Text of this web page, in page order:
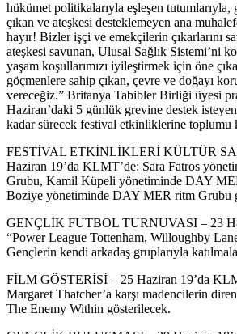
hükümet politikalarıyla eşleşen tutumlarıyla,
çıkan ve ateşkesi desteklemeyen ana
hayır! Bizler işçi ve emekçilerin çıkarlarını
ateşkesi savunan, Ulusal Sağlık Sistemi’ni
yaşam koşullarımızı iyileştirmek için öne
göçmenlere sahip çıkan, çevre ve doğayı
vereceğiz.” Britanya Tabibler Birliği üyesi
Haziran’daki 5 günlük grevine destek
kadar sürecek festival etkinliklerine toplumu
FESTİVAL ETKİNLİKLERİ KÜLTÜR
Haziran 19’da KLMT’de: Sara Fatros
Grubu, Kamil Küpeli yönetiminde DAY
Boziye yönetiminde DAY MER ritm Grubu
GENÇLİK FUTBOL TURNUVASI – 23
“Power League Tottenham, Willoughby
Gençlerin kendi arkadaş gruplarıyla
FİLM GÖSTERİSİ – 25 Haziran 19’da
Margaret Thatcher’a karşı madencilerin
The Enemy Within gösterilecek.